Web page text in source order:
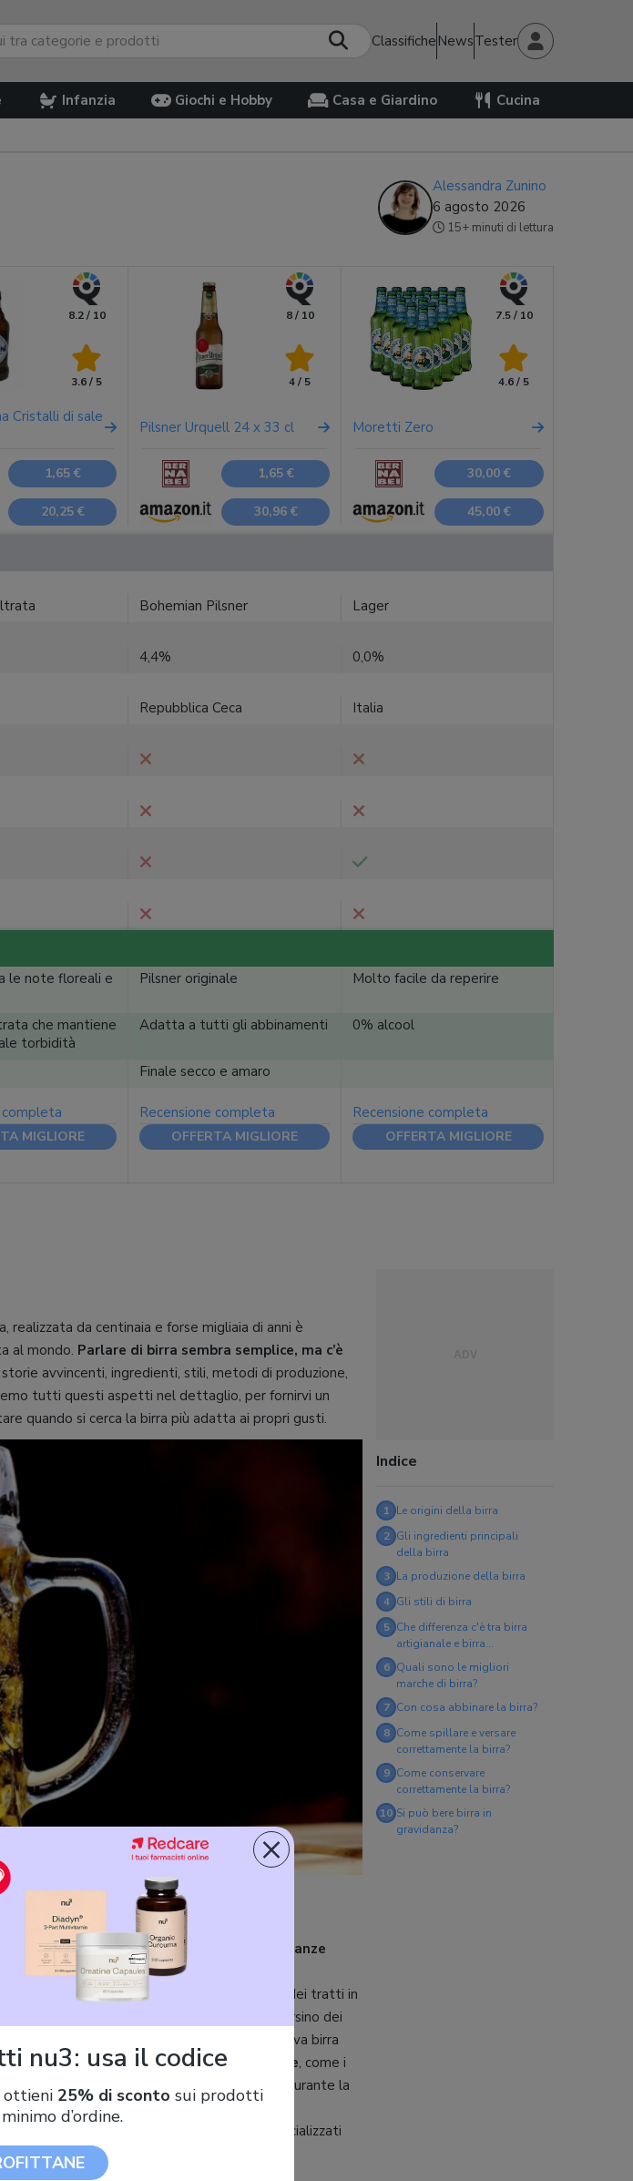
Classifiche NewsTester
Infanzia Giochi e Hobby Casa e Giardino Cucina
Alessandra Zunino
6 agosto 2026
15+ minuti di lettura
8.2 / 10
3.6 / 5
8 / 10
4 / 5
7.5 / 10
4.6 / 5
Cristalli di sale
Pilsner Urquell 24 x 33 cl Moretti Zero
1,65 € 1,65 € 30,00 €
20,25 € 30,96 € 45,00 €
Bohemian Pilsner
Lager
4,4%
0,0%
Repubblica Ceca
Italia
le note floreali e
Pilsner originale Molto facile da reperire
che mantiene
torbidità
Adatta a tutti gli abbinamenti 0% alcool
Finale secco e amaro
completa
MIGLIORE
Recensione completa
OFFERTA MIGLIORE
Recensione completa
OFFERTA MIGLIORE
Indice
1 Le origini della birra
2 Gli ingredienti principali
della birra
3 La produzione della birra
4 Gli stili di birra
5 Che differenza c'è tra birra
artigianale e birra
industriale?
6 Quali sono le migliori
marche di birra?
7 Con cosa abbinare la birra?
8 Come spillare e versare
correttamente la birra?
9 Come conservare
correttamente la birra?
10 Si può bere birra in
gravidanza?
realizzata da centinaia e forse migliaia di anni è
al mondo. Parlare di birra sembra semplice, ma c’è
storie avvincenti, ingredienti, stili, metodi di produzione,
tutti questi aspetti nel dettaglio, per fornirvi un
quando si cerca la birra più adatta ai propri gusti.
alla sua storia millenaria: le prime testimonianze
e a quellaegizia.
da quella che beviamo oggi, ma aveva dei tratti in
Hammurabi, datato 1786 a.C., si trovano persino dei
la pena di morte per chi produceva birra
era una bevanda da bere insituazioni sacre, come i
riferimenti alla birra, che veniva consumata durante la
ai
, anch’essi specializzati
×
nu3: usa il codice
25% di sconto sui prodotti
d’ordine.